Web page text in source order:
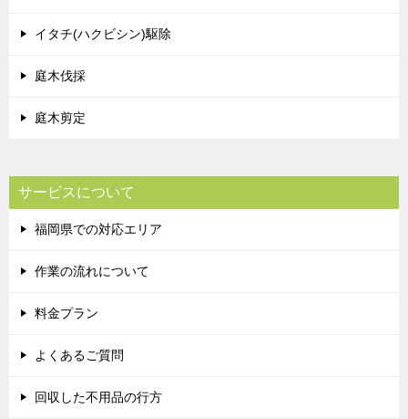
イタチ(ハクビシン)駆除
庭木伐採
庭木剪定
サービスについて
福岡県での対応エリア
作業の流れについて
料金プラン
よくあるご質問
回収した不用品の行方